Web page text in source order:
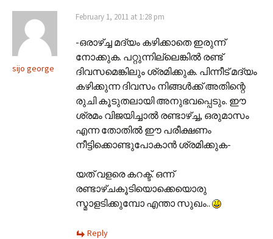
sijo george
February 1, 2011 at 1:28 pm
-ഒരാഴ്ച്ച മദ്യം കഴിക്കാതെ ഇരുന്ന്
നോക്കുക. പറ്റുന്നില്ലെങ്കില്‍ രണ്ട്
ദിവസമെങ്കിലും ശ്രമിക്കുക. പിന്നീട് മദ്യം
കഴിക്കുന്ന ദിവസം നിങ്ങള്‍ക്ക് അതിന്റെ
രുചി കൂടുതലായി അനുഭവപ്പെടും. ഈ
ശ്രമം വിജയിച്ചാല്‍ രണ്ടാഴ്ച്ച, ഒരുമാസം
എന്ന തോതില്‍ ഈ പരീക്ഷണം
നീട്ടിക്കൊണ്ടുപോകാന്‍ ശ്രമിക്കുക-
യത് വളരെ കറക്ട്. ഒന്ന്
രണ്ടാഴ്ചകൂടിയൊക്കെയൊരു
സ്മാളടിക്കുമ്പോ എന്താ സുഖം..
Reply